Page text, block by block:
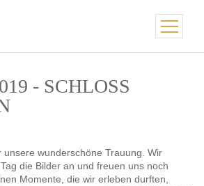
- SCHLOSS
unsere wunderschöne Trauung. Wir
die Bilder an und freuen uns noch
Momente, die wir erleben durften,